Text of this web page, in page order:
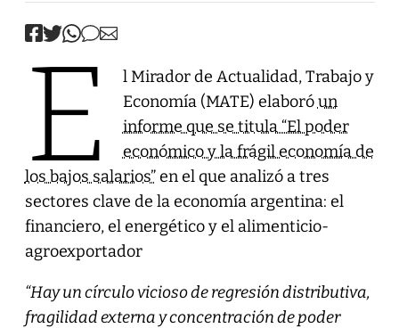
E
l Mirador de Actualidad, Trabajo y
Economía (MATE) elaboróun
informe que se titula “El poder
económico y la frágil economía de
los bajos salarios”en el que analizó a tres
sectores clave de la economía argentina: el
financiero, el energético y el alimenticio-
agroexportador
“Hay un círculo vicioso de regresión distributiva,
fragilidad externa y concentración de poder